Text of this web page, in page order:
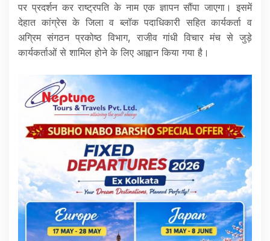
पर प्रदर्शन कर राष्ट्रपति के नाम एक ज्ञापन सौंपा जाएगा। इसमें
देहात कांग्रेस के जिला व ब्लॉक पदाधिकारी सहित कार्यकर्ता व
अग्रिम संगठन प्रकोष्ठ विभाग, राजीव गांधी विचार मंच से जुड़े
कार्यकर्ताओं से शामिल होने के लिए आह्वान किया गया है।